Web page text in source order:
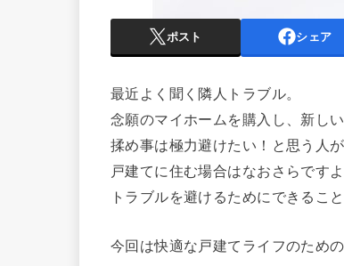
ポスト シェア
最近よく聞く隣人トラブル。
念願のマイホームを購入し、新し
揉め事は極力避けたい！と思う人
戸建てに住む場合はなおさらですよ
トラブルを避けるためにできるこ
今回は快適な戸建てライフのため